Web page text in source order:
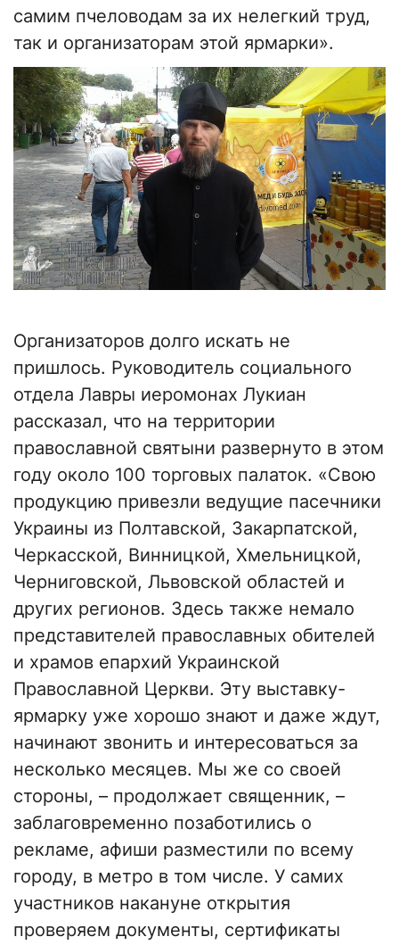
самим пчеловодам за их нелегкий труд,
так и организаторам этой ярмарки».
Организаторов долго искать не
пришлось. Руководитель социального
отдела Лавры иеромонах Лукиан
рассказал, что на территории
православной святыни развернуто в этом
году около 100 торговых палаток. «Свою
продукцию привезли ведущие пасечники
Украины из Полтавской, Закарпатской,
Черкасской, Винницкой, Хмельницкой,
Черниговской, Львовской областей и
других регионов. Здесь также немало
представителей православных обителей
и храмов епархий Украинской
Православной Церкви. Эту выставку-
ярмарку уже хорошо знают и даже ждут,
начинают звонить и интересоваться за
несколько месяцев. Мы же со своей
стороны, – продолжает священник, –
заблаговременно позаботились о
рекламе, афиши разместили по всему
городу, в метро в том числе. У самих
участников накануне открытия
проверяем документы, сертификаты